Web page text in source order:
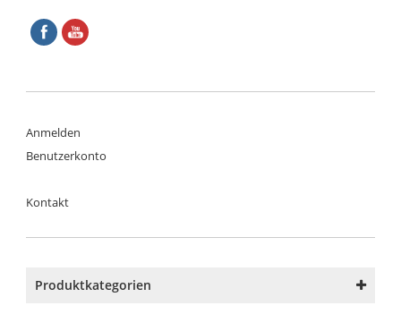
Anmelden
Benutzerkonto
Kontakt
Produktkategorien